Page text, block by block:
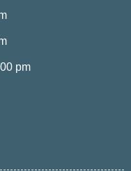
pm